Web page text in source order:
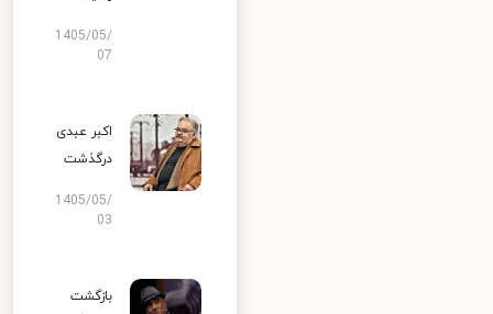
1405/05/
07
اکبر عبدی
درگذشت
1405/05/
03
بازگشت